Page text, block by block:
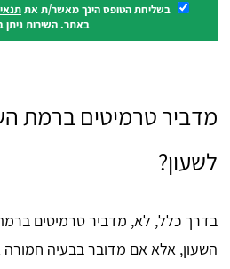
בשליחת הטופס הינך מאשר/ת את
באתר. השירות ניתן
מדביר טרמיטים ברמת
לשעון?
בדרך כלל, לא, מדביר טרמיטים ברמת
השעון, אלא אם מדובר בבעיה חמורה